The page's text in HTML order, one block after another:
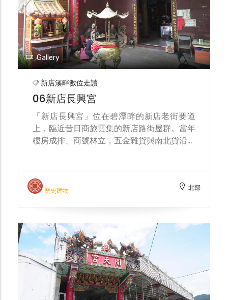
督府內務局於同年1月動工新店溪堤防，6月
13日竣工，總長計1313間（約2.39公里），
分為一號與二號兩段。其中「一號堤防」環繞
新店街，座落碧潭沿岸，採石堤配混凝土胸
牆，長468間（約0.85公里），意在以最短線
守住聚落核心。水利規劃分署典藏的《大正十
四年九月暴風雨淡水河沿岸概況攝影》仍留存
依。今日走讀至開天宮下方、大坪林圳出水口
附近，仍可見紀念石碑，碑心刻「新店堤防一
號 巨離50間」，右側署名「總督府內務
局」，清楚記錄這段由水災催生、以工程回應
找安全邊界的實例。
Gallery
新店溪畔數位走讀
06新店長興宮
「新店長興宮」位在碧潭畔的新店老街要道
上，臨近昔日商旅雲集的新店路街屋群。當年
樓房成排、商號林立，五金雜貨與南北貨沿街
騎樓與屋脊，老街彷彿被收入歷史的長鏡頭。
為祈地方平安與生意興隆，街上商家共同集資
居民出門，往往以焚香叩拜作為一天的開始；
逢年過節或廟會，香陣與市集相互輝映，形成
「廟—市相依」的在地日常。 1924年洪水氾
濫曾將土地公神像沖走，災後居民另迎新像，
並與原有土地婆合祀，將復原與守護的記憶一
起安置在廟中。今日長興宮已擴建為兩層樓，
歷史建物 北部